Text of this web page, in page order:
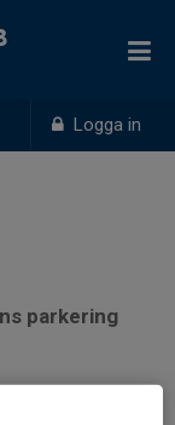
Logga in
parkering